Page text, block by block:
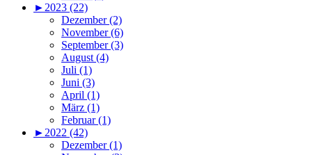
► 2023 (22)
Dezember (2)
November (6)
September (3)
August (4)
Juli (1)
Juni (3)
April (1)
März (1)
Februar (1)
► 2022 (42)
Dezember (1)